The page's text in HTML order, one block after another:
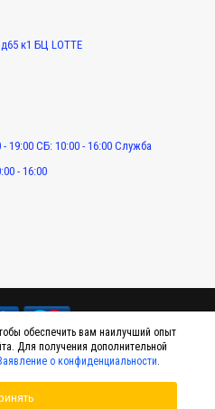
к1 БЦ LOTTE
СБ: 10:00 - 16:00 Служба
- 16:00
аксессуаров к наручным часам
обеспечить вам наилучший опыт
Для получения дополнительной
о конфиденциальности.